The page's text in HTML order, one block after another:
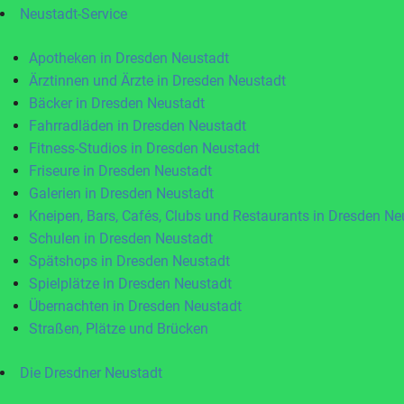
Neustadt-Service
Apotheken in Dresden Neustadt
Ärztinnen und Ärzte in Dresden Neustadt
Bäcker in Dresden Neustadt
Fahrradläden in Dresden Neustadt
Fitness-Studios in Dresden Neustadt
Friseure in Dresden Neustadt
Galerien in Dresden Neustadt
Kneipen, Bars, Cafés, Clubs und Restaurants in Dresden
Schulen in Dresden Neustadt
Spätshops in Dresden Neustadt
Spielplätze in Dresden Neustadt
Übernachten in Dresden Neustadt
Straßen, Plätze und Brücken
Die Dresdner Neustadt